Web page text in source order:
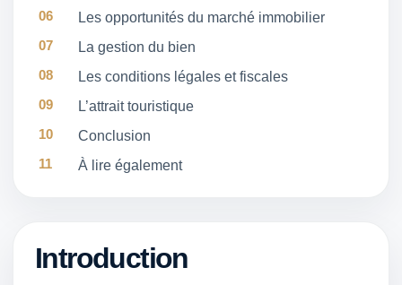
Les opportunités du marché immobilier
La gestion du bien
Les conditions légales et fiscales
L’attrait touristique
Conclusion
À lire également
Introduction